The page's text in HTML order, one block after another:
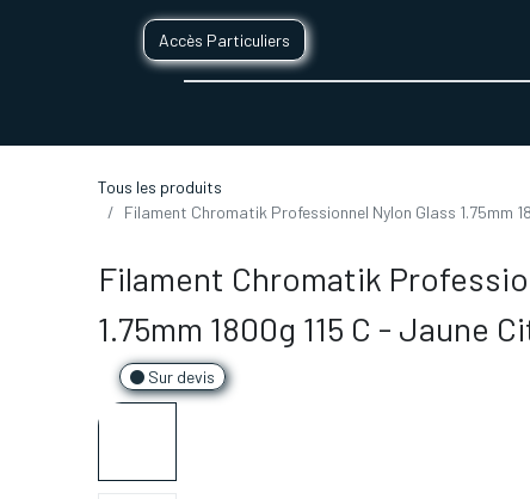
Accès Particuliers
Tous les produits
Filament Chromatik Professionnel Nylon Glass 1.75mm
Filament Chromatik
1.75mm 1800g 115 C - Jaune
Sur devis